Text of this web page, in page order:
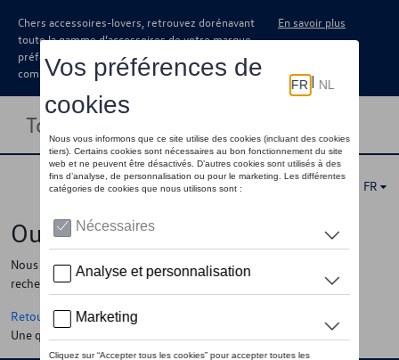
Chers accessoires-lovers, retrouvez dorénavant
toute la gamme d’accessoires de votre marque
préférée sous forme de catalogue à
commander auprès de votre concessionaire.
En savoir plus
Toggle navigation
FR
Oups !
Nous ne pouvons pas trouver la page, l'information que vous
recherchez
Retour à la homepage
Une question ?